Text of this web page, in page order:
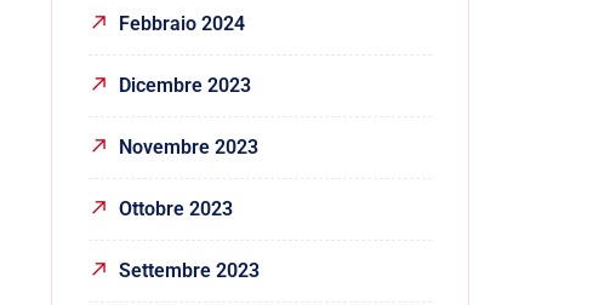
Febbraio 2024
Dicembre 2023
Novembre 2023
Ottobre 2023
Settembre 2023